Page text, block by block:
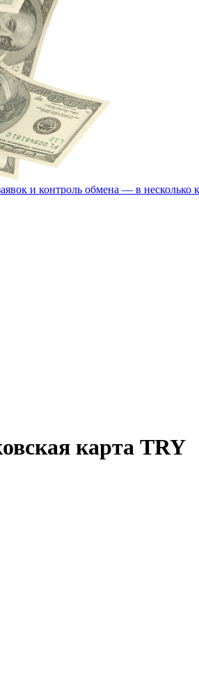
без необходимости заходить на сайт.
карта TRY